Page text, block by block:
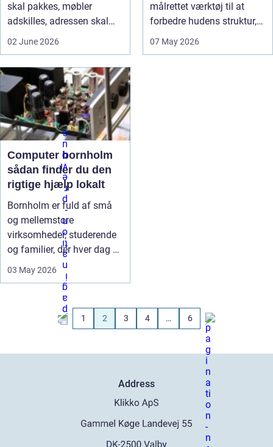
skal pakkes, møbler
adskilles, adressen skal
ændr...
02 June 2026
målrettet værktøj til at
forbedre hudens struktur,
minds...
07 May 2026
Computer bornholm
sådan finder du den
rigtige hjælp lokalt
Bornholm er fuld af små
og mellemstore
virksomheder, studerende
og familier, der hver dag er
afhængi...
03 May 2026
1 2 3 4 … 6
Address